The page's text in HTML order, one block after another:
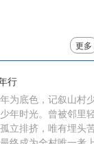
更多
行
为底色，记叙山村
年时光。曾被邻里
立排挤，唯有埋头